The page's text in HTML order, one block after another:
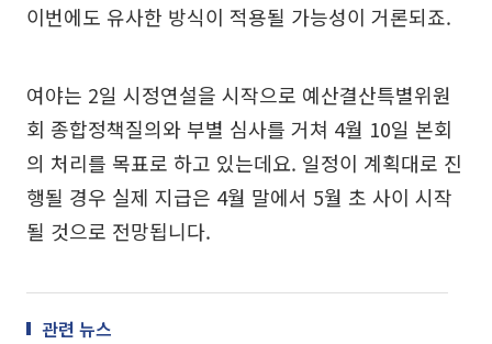
이번에도 유사한 방식이 적용될 가능성이 거론되죠.
여야는 2일 시정연설을 시작으로 예산결산특별위원
회 종합정책질의와 부별 심사를 거쳐 4월 10일 본회
의 처리를 목표로 하고 있는데요. 일정이 계획대로 진
행될 경우 실제 지급은 4월 말에서 5월 초 사이 시작
될 것으로 전망됩니다.
관련 뉴스